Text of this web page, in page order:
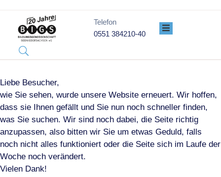
Telefon
0551 384210-40
PROJEKTE
ÜBER
DATENSCHUTZ
IMPRESSUM
Liebe Besucher,
wie Sie sehen, wurde unsere Website erneuert. Wir hoffen,
dass sie Ihnen gefällt und Sie nun noch schneller finden,
was Sie suchen. Wir sind noch dabei, die Seite richtig
anzupassen, also bitten wir Sie um etwas Geduld, falls
noch nicht alles funktioniert oder die Seite sich im Laufe der
Woche noch verändert.
Vielen Dank!